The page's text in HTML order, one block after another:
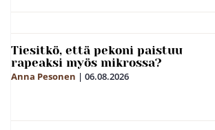
Tiesitkö, että pekoni paistuu
rapeaksi myös mikrossa?
Anna Pesonen | 06.08.2026